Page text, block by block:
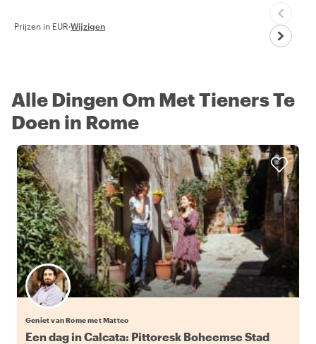
Prijzen in EUR·Wijzigen
Alle Dingen Om Met Tieners Te
Doen in Rome
Geniet van Rome met Matteo
Een dag in Calcata: Pittoresk Boheemse Stad